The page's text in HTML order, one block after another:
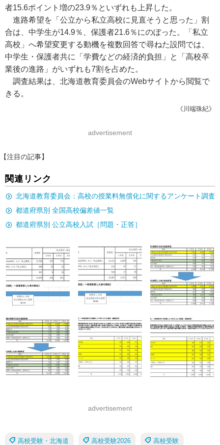
者15.6ポイント増の23.9％といずれも上昇した。
進路希望を「公立から私立高校に見直そうと思った」割
合は、中学生が14.9％、保護者21.6％にのぼった。「私立
高校」へ希望変更する動機を複数回答で尋ねた設問では、
中学生・保護者共に「学費などの経済的負担」と「高校卒
業後の進路」がいずれも7割を占めた。
調査結果は、北海道教育委員会のWebサイトから閲覧で
きる。
《川端珠紀》
advertisement
【注目の記事】
関連リンク
北海道教育委員会：高校の授業料無償化に関するアンケート調査
都道府県別 全国高校偏差値一覧
都道府県別 公立高校入試［問題・正答］
advertisement
高校受験・北海道 高校受験2026 高校受験